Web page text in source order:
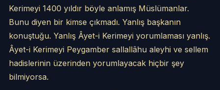
Kerimeyi 1400 yıldır böyle anlamış Müslümanlar.
Bunu diyen bir kimse çıkmadı. Yanlış başkanın
konuştuğu. Yanlış Âyet-i Kerimeyi yorumlaması yanlış.
Âyet-i Kerimeyi Peygamber sallallâhu aleyhi ve sellem
hadislerinin üzerinden yorumlayacak hiçbir şey
bilmiyorsa.